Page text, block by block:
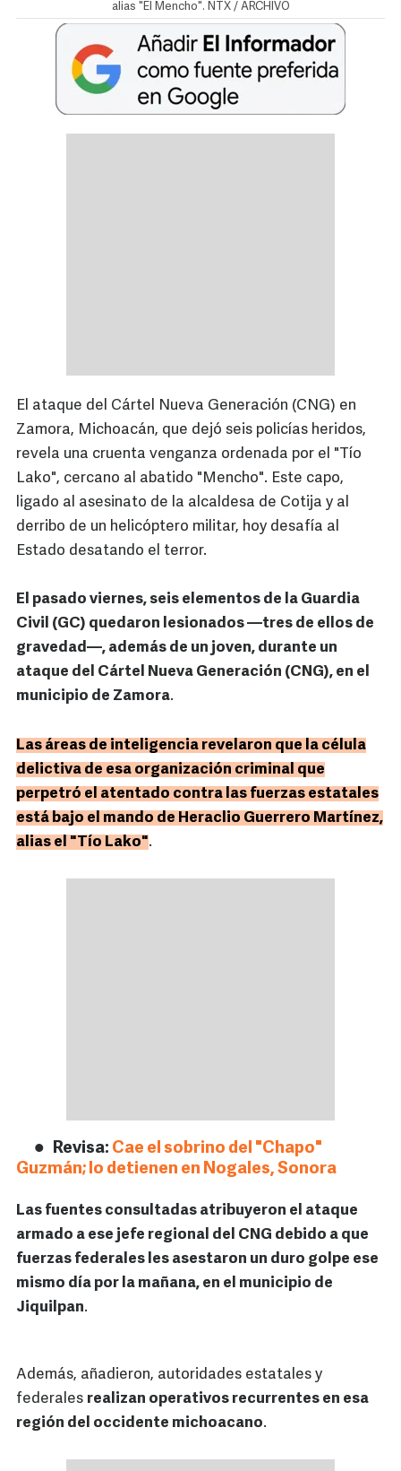
alias "El Mencho". NTX / ARCHIVO
El ataque del Cártel Nueva Generación (CNG) en
Zamora, Michoacán, que dejó seis policías heridos,
revela una cruenta venganza ordenada por el "Tío
Lako", cercano al abatido "Mencho". Este capo,
ligado al asesinato de la alcaldesa de Cotija y al
derribo de un helicóptero militar, hoy desafía al
Estado desatando el terror.
El pasado viernes, seis elementos de la Guardia
Civil (GC) quedaron lesionados —tres de ellos de
gravedad—, además de un joven, durante un
ataque del Cártel Nueva Generación (CNG), en el
municipio de Zamora.
Las áreas de inteligencia revelaron que la célula
delictiva de esa organización criminal que
perpetró el atentado contra las fuerzas estatales
está bajo el mando de Heraclio Guerrero Martínez,
alias el "Tío Lako".
Revisa: Cae el sobrino del "Chapo"
Guzmán; lo detienen en Nogales, Sonora
Las fuentes consultadas atribuyeron el ataque
armado a ese jefe regional del CNG debido a que
fuerzas federales les asestaron un duro golpe ese
mismo día por la mañana, en el municipio de
Jiquilpan.
Además, añadieron, autoridades estatales y
federales realizan operativos recurrentes en esa
región del occidente michoacano.